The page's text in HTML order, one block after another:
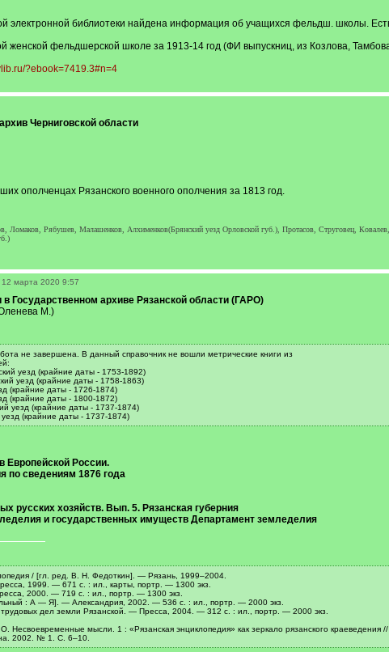
электронной библиотеки найдена информация об учащихся фельдш. школы.
женской фельдшерской школе за 1913-14 год (ФИ выпускниц, из Козлова,
?ebook=7419.3#n=4
Черниговской области
ополченцах Рязанского военного ополчения за 1813 год.
Ломаков, Рябушев, Малашенков, Алхименков(Брянский уезд Орловской губ.), Протасов, Струговец,
12 марта 2020 9:57
в Государственном архиве Рязанской области (ГАРО)
М.)
не завершена. В данный справочник не вошли метрические книги из
уезд (крайние даты - 1753-1892)
уезд (крайние даты - 1758-1863)
(крайние даты - 1726-1874)
(крайние даты - 1800-1872)
уезд (крайние даты - 1737-1874)
(крайние даты - 1737-1874)
Европейской России.
по сведениям 1876 года
русских хозяйств. Вып. 5. Рязанская губерния
и государственных имуществ Департамент земледелия
/ [гл. ред. В. Н. Федоткин]. — Рязань, 1999–2004.
1999. — 671 с. : ил., карты, портр. — 1300 экз.
2000. — 719 с. : ил., портр. — 1300 экз.
: А — Я]. — Александрия, 2002. — 536 с. : ил., портр. — 2000 экз.
дел земли Рязанской. — Пресса, 2004. — 312 с. : ил., портр. — 2000 экз.
Несвоевременные мысли. 1 : «Рязанская энциклопедия» как зеркало рязанского краеведения //
2002. № 1. С. 6–10.